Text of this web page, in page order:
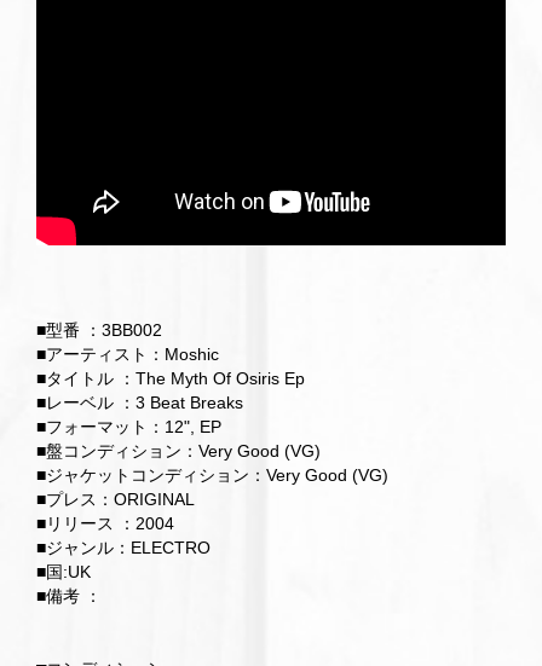
■型番 ：3BB002
■アーティスト：Moshic
■タイトル ：The Myth Of Osiris Ep
■レーベル ：3 Beat Breaks
■フォーマット：12", EP
■盤コンディション：Very Good (VG)
■ジャケットコンディション：Very Good (VG)
■プレス：ORIGINAL
■リリース ：2004
■ジャンル：ELECTRO
■国:UK
■備考 ：